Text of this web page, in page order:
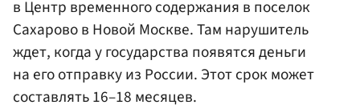
в Центр временного содержания в поселок
Сахарово в Новой Москве. Там нарушитель
ждет, когда у государства появятся деньги
на его отправку из России. Этот срок может
составлять 16–18 месяцев.